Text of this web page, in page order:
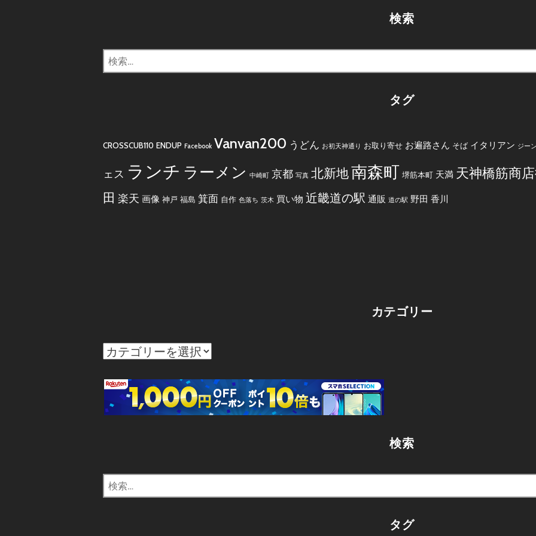
検索
検
索:
タグ
CROSSCUB110 ENDUP Facebook Vanvan200 うどん お初天神通り お取り寄せ お遍路さん そば イタリアン ジー
ェス ランチ ラーメン 中崎町 京都 写真 北新地南森町 堺筋本町 天満 天神橋筋商
田 楽天 画像 神戸 福島 箕面 自作 色落ち 茨木 買い物 近畿道の駅 通販 道の駅 野田 香川
カテゴリー
カ
ゴ
リ
ー
検索
検
索:
タグ